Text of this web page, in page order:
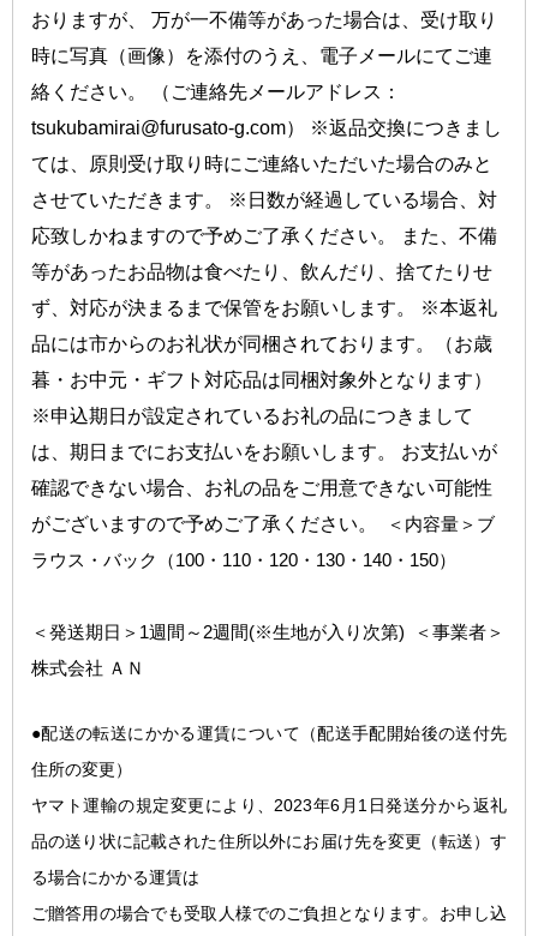
おりますが、 万が一不備等があった場合は、受け取り
時に写真（画像）を添付のうえ、電子メールにてご連
絡ください。 （ご連絡先メールアドレス：
tsukubamirai@furusato-g.com） ※返品交換につきまし
ては、原則受け取り時にご連絡いただいた場合のみと
させていただきます。 ※日数が経過している場合、対
応致しかねますので予めご了承ください。 また、不備
等があったお品物は食べたり、飲んだり、捨てたりせ
ず、対応が決まるまで保管をお願いします。 ※本返礼
品には市からのお礼状が同梱されております。（お歳
暮・お中元・ギフト対応品は同梱対象外となります）
※申込期日が設定されているお礼の品につきまして
は、期日までにお支払いをお願いします。 お支払いが
確認できない場合、お礼の品をご用意できない可能性
がございますので予めご了承ください。
  ＜内容量＞
ブ
ラウス・バック（100・110・120・130・140・150）
＜発送期日＞ 1週間～2週間(※生地が入り次第)  ＜事業者＞
株式会社 ＡＮ
●配送の転送にかかる運賃について（配送手配開始後の送付先
住所の変更）
ヤマト運輸の規定変更により、2023年6月1日発送分から返礼
品の送り状に記載された住所以外にお届け先を変更（転送）す
る場合にかかる運賃は
ご贈答用の場合でも受取人様でのご負担となります。お申し込